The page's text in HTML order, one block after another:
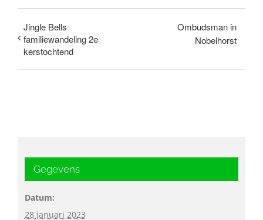
Jingle Bells
familiewandeling 2e
kerstochtend
Ombudsman in
Nobelhorst
Gegevens
Datum:
28 januari 2023